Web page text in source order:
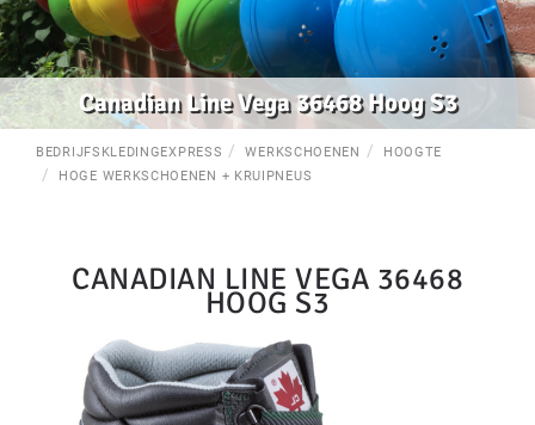
Canadian Line Vega 36468 Hoog S3
BEDRIJFSKLEDINGEXPRESS WERKSCHOENEN
HOOGTE
HOGE WERKSCHOENEN + KRUIPNEUS
CANADIAN LINE VEGA 36468
HOOG S3